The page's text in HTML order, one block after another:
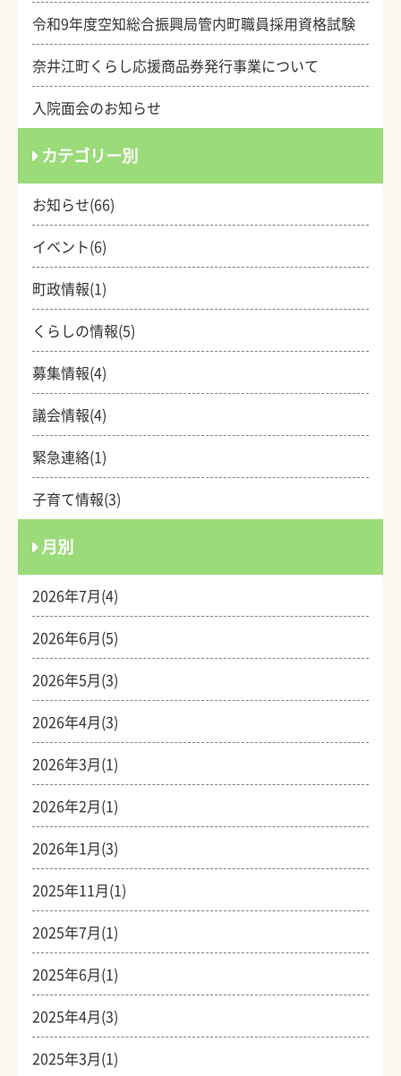
令和9年度空知総合振興局管内町職員採用資格試験
奈井江町くらし応援商品券発行事業について
入院面会のお知らせ
カテゴリー別
お知らせ(66)
イベント(6)
町政情報(1)
くらしの情報(5)
募集情報(4)
議会情報(4)
緊急連絡(1)
子育て情報(3)
月別
2026年7月(4)
2026年6月(5)
2026年5月(3)
2026年4月(3)
2026年3月(1)
2026年2月(1)
2026年1月(3)
2025年11月(1)
2025年7月(1)
2025年6月(1)
2025年4月(3)
2025年3月(1)